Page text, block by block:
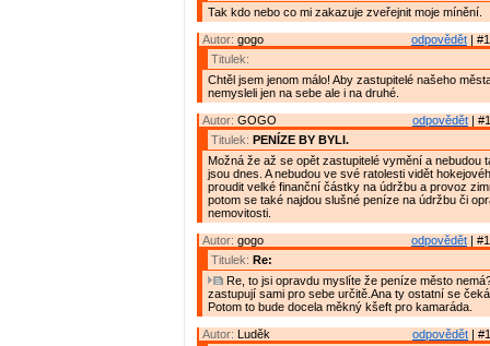
Tak kdo nebo co mi zakazuje zveřejnit moje mínění.
odpovědět |
Autor: gogo
Titulek:
Chtěl jsem jenom málo! Aby zastupitelé našeho
nemysleli jen na sebe ale i na druhé.
odpovědět |
Autor: GOGO
Titulek: PENÍZE BY BYLI.
Možná že až se opět zastupitelé vymění a nebudou
jsou dnes. A nebudou ve své ratolesti vidět
proudit velké finanční částky na údržbu a provoz
potom se také najdou slušné peníze na údržbu či
nemovitosti.
odpovědět |
Autor: gogo
Titulek: Re:
Re, to jsi opravdu myslíte že peníze město
zastupují sami pro sebe určitě.Ana ty ostatní se
Potom to bude docela měkný kšeft pro kamaráda.
odpovědět |
Autor: Luděk